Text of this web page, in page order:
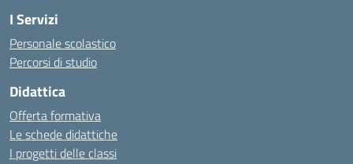
I Servizi
Personale scolastico
Percorsi di studio
Didattica
Offerta formativa
Le schede didattiche
I progetti delle classi